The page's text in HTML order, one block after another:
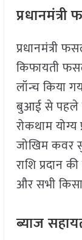
प्रधानमंत्री
किफायती
लॉन्च किया
बुआई से पहले
रोकथाम
जोखिम कवर
राशि प्रदान
और सभी
ब्याज